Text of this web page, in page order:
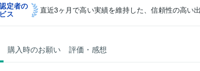
定者の
ス
直近3ヶ月で高い実績を維持した、信頼性の高い
購入時のお願い 評価・感想